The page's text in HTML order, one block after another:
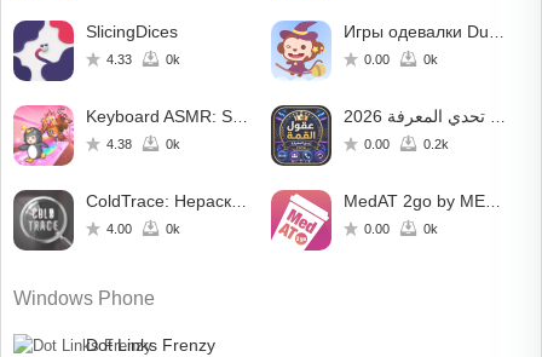
SlicingDices
4.33 0k
Keyboard ASMR: Speed Escape
4.38 0k
ColdTrace: Нераскрытое Дело
4.00 0k
Игры одевалки DuDu
0.00 0k
عقول القمة – تحدي المعرفة 2026
0.00 0.2k
MedAT 2go by MEDBREAKER
0.00 0k
Windows Phone
Dot Links Frenzy